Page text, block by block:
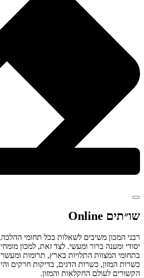
שו״תים Online
רבני המכון משיבים לשאלות בכל תחומי
יסודי ומענה ברור ומעשי. לצד זאת, למכון
בתחומי המצוות התלויות בארץ, תרומות
כשרות המזון, כשרות הדגים, בדיקות חרקים
הקשורים לעולם החקלאות והמזון.